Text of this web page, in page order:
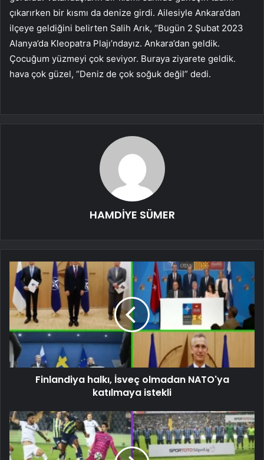
çıkarırken bir kısmı da denize girdi. Ailesiyle Ankara’dan
ilçeye geldiğini belirten Salih Arık, “Bugün 2 Şubat 2023
Alanya’da Kleopatra Plajı’ndayız. Ankara’dan geldik.
Çocuğum yüzmeyi çok seviyor. Buraya ziyarete geldik.
hava çok güzel, “Deniz de çok soğuk değil” dedi.
HAMDİYE SÜMER
Finlandiya halkı, İsveç olmadan NATO'ya
katılmaya istekli